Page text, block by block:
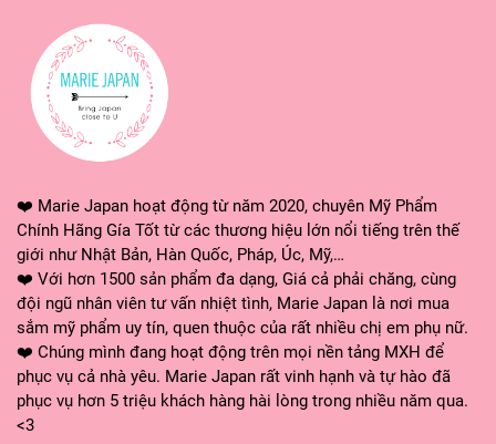
❤️ Marie Japan hoạt động từ năm 2020, chuyên Mỹ Phẩm
Chính Hãng Gía Tốt từ các thương hiệu lớn nổi tiếng trên thế
giới như Nhật Bản, Hàn Quốc, Pháp, Úc, Mỹ,…
❤️ Với hơn 1500 sản phẩm đa dạng, Giá cả phải chăng, cùng
đội ngũ nhân viên tư vấn nhiệt tình, Marie Japan là nơi mua
sắm mỹ phẩm uy tín, quen thuộc của rất nhiều chị em phụ nữ.
❤️ Chúng mình đang hoạt động trên mọi nền tảng MXH để
phục vụ cả nhà yêu. Marie Japan rất vinh hạnh và tự hào đã
phục vụ hơn 5 triệu khách hàng hài lòng trong nhiều năm qua.
<3